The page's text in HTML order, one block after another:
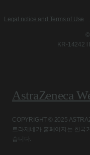
Legal notice and Terms of Use
KR-14242 l
AstraZeneca
COPYRIGHT © 2025
트라제네카 홈페이지는 한국
습니다.